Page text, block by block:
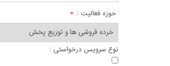
حوزه فعالیت :
نوع سرویس درخواستی :